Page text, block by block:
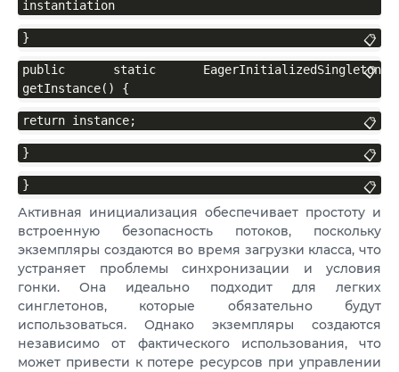
instantiation
} 📋
public static EagerInitializedSingleton
getInstance() {
📋
return instance; 📋
} 📋
} 📋
Активная инициализация обеспечивает простоту и
встроенную безопасность потоков, поскольку
экземпляры создаются во время загрузки класса, что
устраняет проблемы синхронизации и условия
гонки. Она идеально подходит для легких
синглетонов, которые обязательно будут
использоваться. Однако экземпляры создаются
независимо от фактического использования, что
может привести к потере ресурсов при управлении